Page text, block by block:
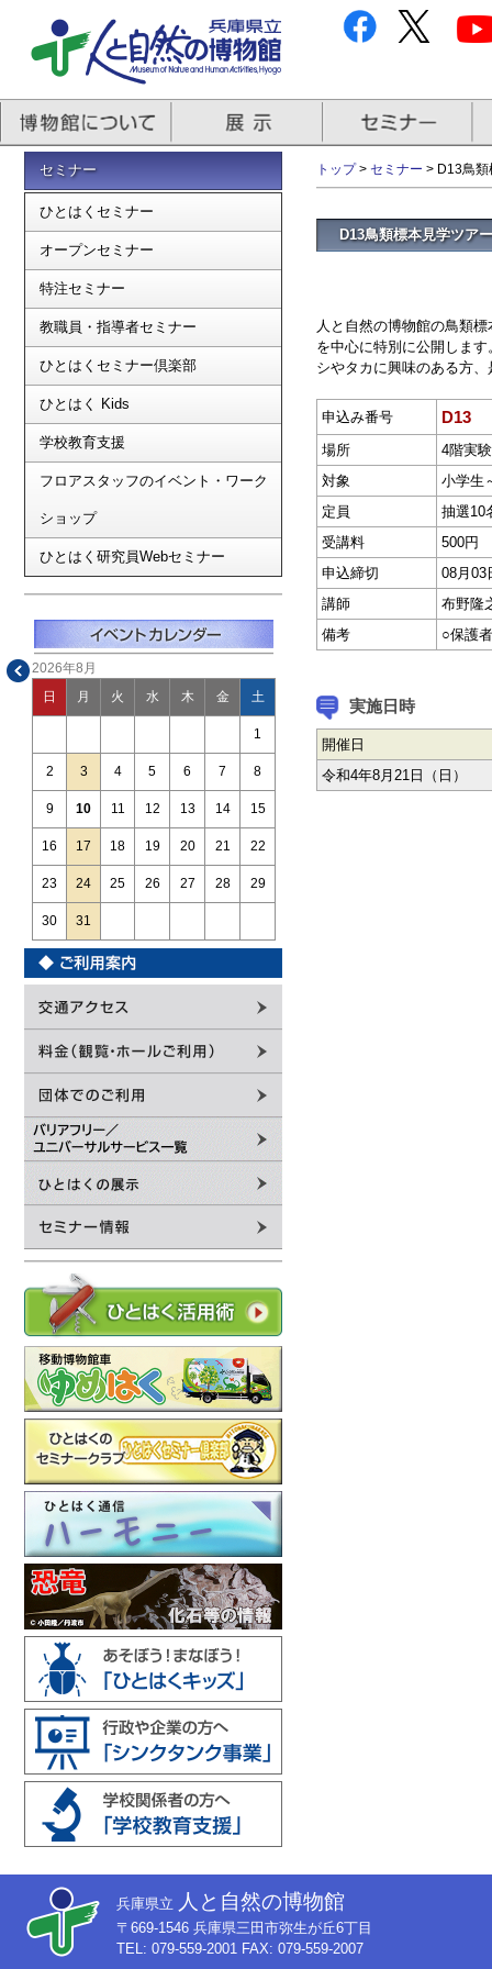
セミナー
ひとはくセミナー
オープンセミナー
特注セミナー
教職員・指導者セミナー
ひとはくセミナー倶楽部
ひとはく Kids
学校教育支援
フロアスタッフのイベント・ワーク
ショップ
ひとはく研究員Webセミナー
2026年8月
日 月 火 水 木 金 土
1
2 3 4 5 6 7 8
9 10 11 12 13 14 15
16 17 18 19 20 21 22
23 24 25 26 27 28 29
30 31
トップ> セミナー > D13鳥
D13鳥類標本見学ツ
人と自然の博物館の鳥類
を中心に特別に公開しま
シやタカに興味のある方
申込み番号 D13
場所
4階実
対象
小学生
定員
抽選10
受講料
500円
申込締切
08月03
講師
布野隆
備考
○保護
実施日時
開催日
令和4年8月21日（日）
兵庫県立 人と自然の博物館
〒669-1546 兵庫県三田市弥生が丘6丁目
TEL: 079-559-2001 FAX: 079-559-2007